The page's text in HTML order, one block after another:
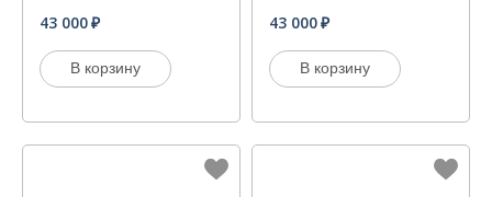
43 000
В корзину
43 000
В корзину